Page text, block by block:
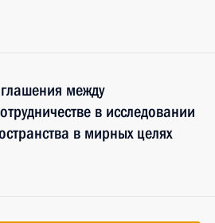
между
в исследовании
в мирных целях